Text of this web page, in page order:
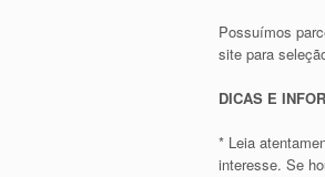
Possuímos
site para
DICAS E
* Leia
interesse. Se